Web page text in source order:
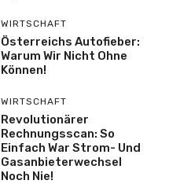
WIRTSCHAFT
Österreichs Autofieber:
Warum Wir Nicht Ohne
Können!
WIRTSCHAFT
Revolutionärer
Rechnungsscan: So
Einfach War Strom- Und
Gasanbieterwechsel
Noch Nie!